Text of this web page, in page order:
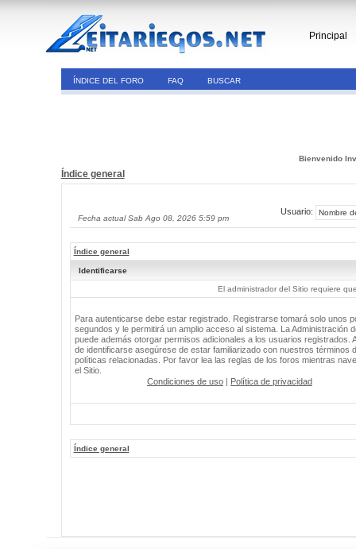
Principal
ÍNDICE DEL FORO FAQ BUSCAR
Bienvenido
Índice general
Fecha actual Sab Ago 08, 2026 5:59 pm
Usuario:
Índice general
Identificarse
El administrador del Sitio requiere
Para autenticarse debe estar registrado. Registrarse tomará solo unos
segundos y le permitirá un amplio acceso al sistema. La Administración
puede además otorgar permisos adicionales a los usuarios registrados.
de identificarse asegúrese de estar familiarizado con nuestros términos
políticas relacionadas. Por favor lea las reglas de los foros mientras
el Sitio.
Condiciones de uso | Política de privacidad
Índice general